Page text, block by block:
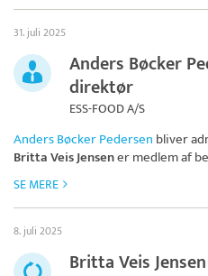
31. juli 2025
Anders Bøcker
direktør
ESS-FOOD A/S
Anders Bøcker Pedersen bliver
Britta Veis Jensener medlem af
SE MERE
8. juli 2025
Britta Veis